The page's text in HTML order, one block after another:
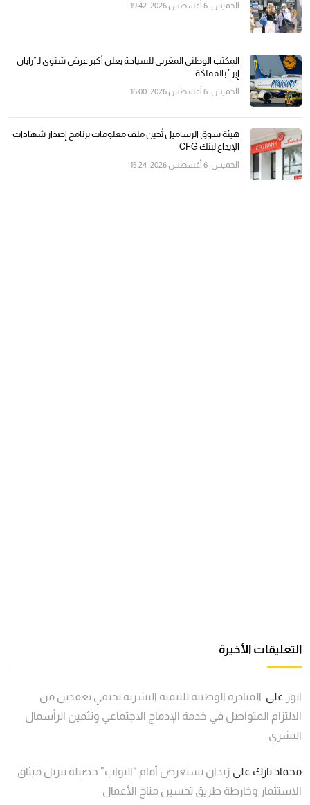
الخميس, 6 أغسطس 2026, 19:42
المكتب الوطني المغربي للسياحة يعلن أكبر عرض شتوي لـ”رايان
إير” بالمملكة
الخميس, 6 أغسطس 2026, 16:00
هيئة سوق الرساميل تُحين ملف معلومات برنامج إصدار شهادات
الإيداع لبنك CFG
الخميس, 6 أغسطس 2026, 15:24
التعليقات الأخيرة
انور على المبادرة الوطنية للتنمية البشرية تحتفي بعقدين من
الالتزام المتواصل في خدمة الإدماج الاجتماعي وتثمين الرأسمال
البشري
محماد بارك على زيدان يستعرض أمام “النواب” حصيلة تنزيل ميثاق
الاستثمار وخارطة طريق تحسين مناخ الأعمال